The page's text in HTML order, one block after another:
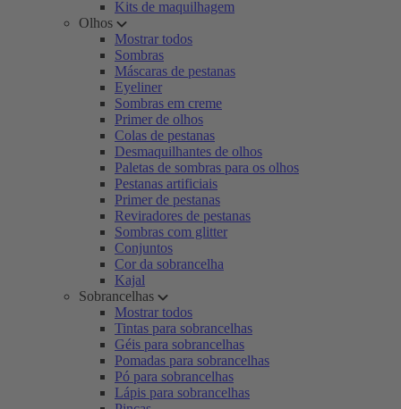
Kits de maquilhagem
Olhos
Mostrar todos
Sombras
Máscaras de pestanas
Eyeliner
Sombras em creme
Primer de olhos
Colas de pestanas
Desmaquilhantes de olhos
Paletas de sombras para os olhos
Pestanas artificiais
Primer de pestanas
Reviradores de pestanas
Sombras com glitter
Conjuntos
Cor da sobrancelha
Kajal
Sobrancelhas
Mostrar todos
Tintas para sobrancelhas
Géis para sobrancelhas
Pomadas para sobrancelhas
Pó para sobrancelhas
Lápis para sobrancelhas